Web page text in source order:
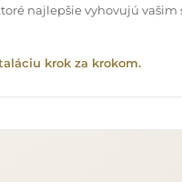
najlepšie vyhovujú vašim
krok za krokom.